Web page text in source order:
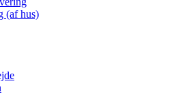
(af hus)